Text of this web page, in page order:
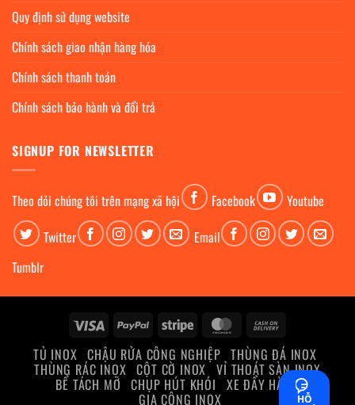
Quy định sử dụng website
Chính sách giao nhận hàng hóa
Chính sách thanh toán
Chính sách bảo hành và đổi trả
SIGNUP FOR NEWSLETTER
Theo dỏi chúng tôi trên mạng xã hội Facebook
Youtube
Twitter
Email
Tumblr
Visa PayPal Stripe MasterCard
Delivery
TỦ INOX CHẬU RỬA CÔNG NGHIỆP THÙNG ĐÁ INOX
THÙNG RÁC INOX CỘT CỜ INOX VỈ THOÁT SÀN INOX
BỂ TÁCH MỠ CHỤP HÚT KHÓI XE ĐẨY HÀNG
GIA CÔNG INOX HỖ